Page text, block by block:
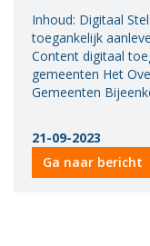
Inhoud: Digitaal
toegankelijk
Content digitaal
gemeenten Het
Gemeenten
21-09-2023
Ga naar bericht